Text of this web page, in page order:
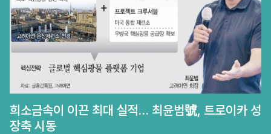
희소금속이 이끈 최대 실적… 최윤범號, 트로이카 성
장축 시동